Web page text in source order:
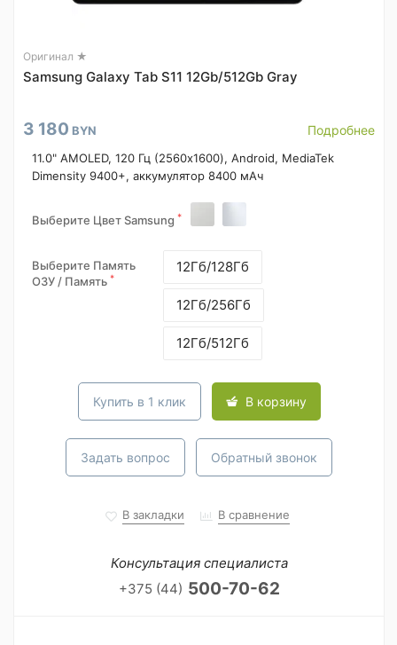
Оригинал ★
Samsung Galaxy Tab S11 12Gb/512Gb Gray
3 180 BYN Подробнее
11.0" AMOLED, 120 Гц (2560x1600), Android, MediaTek
Dimensity 9400+, аккумулятор 8400 мАч
Выберите Цвет Samsung *
Выберите Память
ОЗУ / Память *
12Гб/128Гб
12Гб/256Гб
12Гб/512Гб
Купить в 1 клик В корзину
Задать вопрос Обратный звонок
В закладки В сравнение
Консультация специалиста
+375 (44) 500-70-62